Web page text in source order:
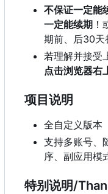
不保证一定能
一定能续期 ！
期前、后30天
若理解并接受
点击浏览器右
项目说明
全自定义版本
支持多账号、
序、副应用模
特别说明/